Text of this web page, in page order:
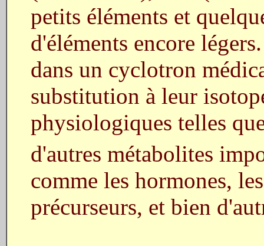
petits éléments et
d'éléments encore
dans un cyclotron
substitution à leur
physiologiques telles
d'autres métabolites
comme les hormones,
précurseurs, et bien